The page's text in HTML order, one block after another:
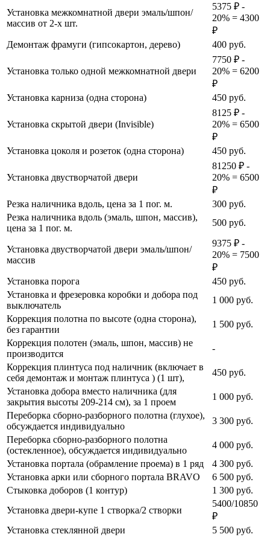
Установка межкомнатной двери эмаль/шпон/
массив от 2-х шт.
5375 ₽ -
20% = 4300
₽
Демонтаж фрамуги (гипсокартон, дерево)
400 руб.
Установка только одной межкомнатной двери
7750 ₽ -
20% = 6200
₽
Установка карниза (одна сторона)
450 руб.
Установка скрытой двери (Invisible)
8125 ₽ -
20% = 6500
₽
Установка цоколя и розеток (одна сторона)
450 руб.
Установка двустворчатой двери
81250 ₽ -
20% = 6500
₽
Резка наличника вдоль, цена за 1 пог. м.
300 руб.
Резка наличника вдоль (эмаль, шпон, массив),
цена за 1 пог. м.
500 руб.
Установка двустворчатой двери эмаль/шпон/
массив
9375 ₽ -
20% = 7500
₽
Установка порога
450 руб.
Установка и фрезеровка коробки и добора под
выключатель
1 000 руб.
Коррекция полотна по высоте (одна сторона),
без гарантии
1 500 руб.
Коррекция полотен (эмаль, шпон, массив) не
производится
-
Коррекция плинтуса под наличник (включает в
себя демонтаж и монтаж плинтуса ) (1 шт),
450 руб.
Установка добора вместо наличника (для
закрытия высоты 209-214 см), за 1 проем
1 000 руб.
Переборка сборно-разборного полотна (глухое),
обсуждается индивидуально
3 300 руб.
Переборка сборно-разборного полотна
(остекленное), обсуждается индивидуально
4 000 руб.
Установка портала (обрамление проема) в 1 ряд
4 300 руб.
Установка арки или сборного портала BRAVO
6 500 руб.
Стыковка доборов (1 контур)
1 300 руб.
Установка двери-купе 1 створка/2 створки
5400/10850
₽
Установка стеклянной двери
5 500 руб.